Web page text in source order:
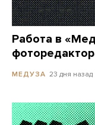
Работа в
МЕДУЗА 23 дня назад